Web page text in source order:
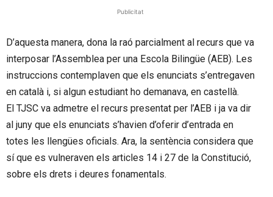
Publicitat
D’aquesta manera, dona la raó parcialment al recurs que va
interposar l’Assemblea per una Escola Bilingüe (AEB). Les
instruccions contemplaven que els enunciats s’entregaven
en català i, si algun estudiant ho demanava, en castellà.
El TJSC va admetre el recurs presentat per l’AEB i ja va dir
al juny que els enunciats s’havien d’oferir d’entrada en
totes les llengües oficials. Ara, la sentència considera que
sí que es vulneraven els articles 14 i 27 de la Constitució,
sobre els drets i deures fonamentals.